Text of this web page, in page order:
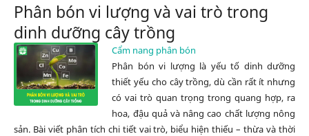
Phân bón vi lượng và vai trò trong
dinh dưỡng cây trồng
Cẩm nang phân bón
Phân bón vi lượng là yếu tố dinh dưỡng
thiết yếu cho cây trồng, dù cần rất ít nhưng
có vai trò quan trọng trong quang hợp, ra
hoa, đậu quả và nâng cao chất lượng nông
sản. Bài viết phân tích chi tiết vai trò, biểu hiện thiếu – thừa và thời